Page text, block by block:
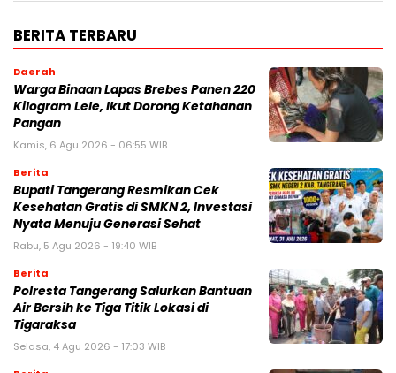
BERITA TERBARU
Daerah
Warga Binaan Lapas Brebes Panen 220
Kilogram Lele, Ikut Dorong Ketahanan
Pangan
Kamis, 6 Agu 2026 - 06:55 WIB
Berita
‎Bupati Tangerang Resmikan Cek
Kesehatan Gratis di SMKN 2, Investasi
Nyata Menuju Generasi Sehat
Rabu, 5 Agu 2026 - 19:40 WIB
Berita
Polresta Tangerang Salurkan Bantuan
Air Bersih ke Tiga Titik Lokasi di
Tigaraksa
Selasa, 4 Agu 2026 - 17:03 WIB